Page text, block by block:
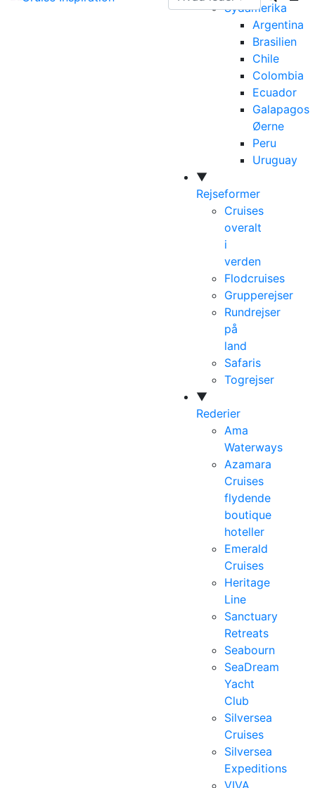
Sydamerika
Argentina
Brasilien
Chile
Colombia
Ecuador
Galapagos
Øerne
Peru
Uruguay
▼
Rejseformer
Cruises
overalt
i
verden
Flodcruises
Grupperejser
Rundrejser
på
land
Safaris
Togrejser
▼
Rederier
Ama
Waterways
Azamara
Cruises
flydende
boutique
hoteller
Emerald
Cruises
Heritage
Line
Sanctuary
Retreats
Seabourn
SeaDream
Yacht
Club
Silversea
Cruises
Silversea
Expeditions
VIVA